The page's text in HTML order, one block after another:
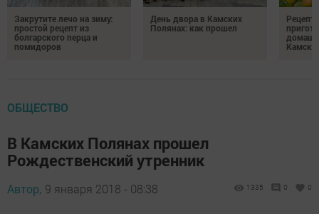
Закрутите лечо на зиму:
простой рецепт из
болгарского перца и
помидоров
День двора в Камских
Полянах: как прошел
ОБЩЕСТВО
В Камских Полянах прошел
Рождественский утренник
Автор, 9 января 2018 - 08:38 1335 0 0